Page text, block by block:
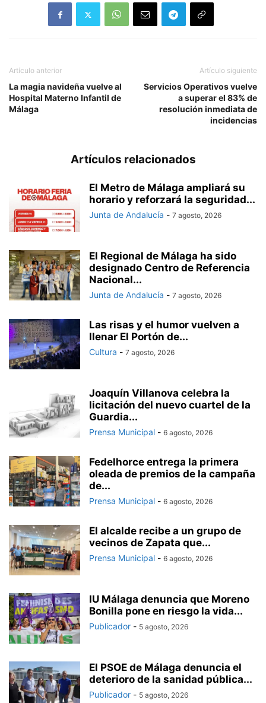
Artículo anterior
La magia navideña vuelve al
Hospital Materno Infantil de
Málaga
Artículo siguiente
Servicios Operativos vuelve
a superar el 83% de
resolución inmediata de
incidencias
Artículos relacionados
El Metro de Málaga ampliará su
horario y reforzará la seguridad...
Junta de Andalucía - 7 agosto, 2026
El Regional de Málaga ha sido
designado Centro de Referencia
Nacional...
Junta de Andalucía - 7 agosto, 2026
Las risas y el humor vuelven a
llenar El Portón de...
Cultura - 7 agosto, 2026
Joaquín Villanova celebra la
licitación del nuevo cuartel de la
Guardia...
Prensa Municipal - 6 agosto, 2026
Fedelhorce entrega la primera
oleada de premios de la campaña
de...
Prensa Municipal - 6 agosto, 2026
El alcalde recibe a un grupo de
vecinos de Zapata que...
Prensa Municipal - 6 agosto, 2026
IU Málaga denuncia que Moreno
Bonilla pone en riesgo la vida...
Publicador - 5 agosto, 2026
El PSOE de Málaga denuncia el
deterioro de la sanidad pública...
Publicador - 5 agosto, 2026